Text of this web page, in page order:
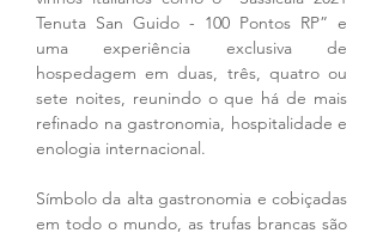
Tenuta San Guido - 100 Pontos RP” e
uma experiência exclusiva de
hospedagem em duas, três, quatro ou
sete noites, reunindo o que há de mais
refinado na gastronomia, hospitalidade e
enologia internacional.
Símbolo da alta gastronomia e cobiçadas
em todo o mundo, as trufas brancas são